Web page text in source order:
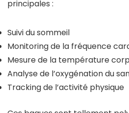
principales :
Suivi du sommeil
Monitoring de la fréquence
Mesure de la température
Analyse de l’oxygénation du
Tracking de l’activité physique